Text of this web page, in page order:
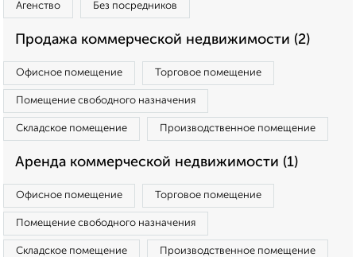
Агенство Без посредников
Продажа коммерческой недвижимости (2)
Офисное помещение Торговое помещение
Помещение свободного назначения
Складское помещение Производственное помещение
Аренда коммерческой недвижимости (1)
Офисное помещение Торговое помещение
Помещение свободного назначения
Складское помещение Производственное помещение